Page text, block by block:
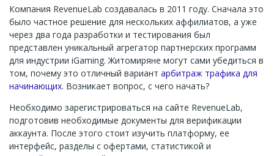
Компания RevenueLab создавалась в 2011 году. Сначала это
было частное решение для нескольких аффилиатов, а уже
через два года разработки и тестирования был
представлен уникальный агрегатор партнерских программ
для индустрии iGaming. Житомиряне могут сами убедиться в
том, почему это отличный вариант арбитраж трафика для
начинающих. Возникает вопрос, с чего начать?
Необходимо зарегистрироваться на сайте RevenueLab,
подготовив необходимые документы для верификации
аккаунта. После этого стоит изучить платформу, ее
интерфейс, разделы с офертами, статистикой и